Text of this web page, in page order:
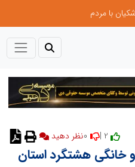
با مردم
نظر دهید
و خانگی هشتگرد استان